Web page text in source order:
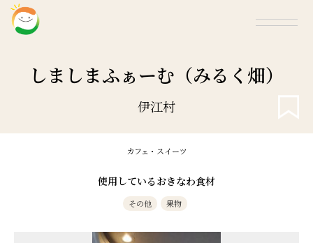
しましまふぁーむ（みるく畑）
伊江村
カフェ・スイーツ
使用しているおきなわ食材
その他 果物